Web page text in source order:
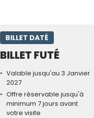
BILLET DATÉ
BILLET FUTÉ
Valable jusqu'au 3 Janvier
2027
Offre réservable jusqu'à
minimum 7 jours avant
votre visite